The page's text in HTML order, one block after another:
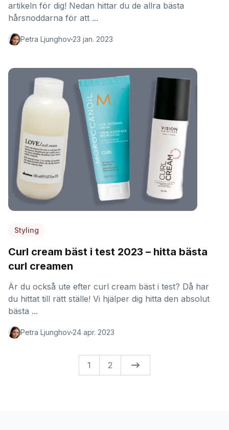
artikeln för dig! Nedan hittar du de allra bästa
hårsnoddarna för att ...
Petra Ljunghov 23 jan. 2023
Styling
Curl cream bäst i test 2023 – hitta bästa
curl creamen
Är du också ute efter curl cream bäst i test? Då har
du hittat till rätt ställe! Vi hjälper dig hitta den absolut
bästa ...
Petra Ljunghov 24 apr. 2023
1 2